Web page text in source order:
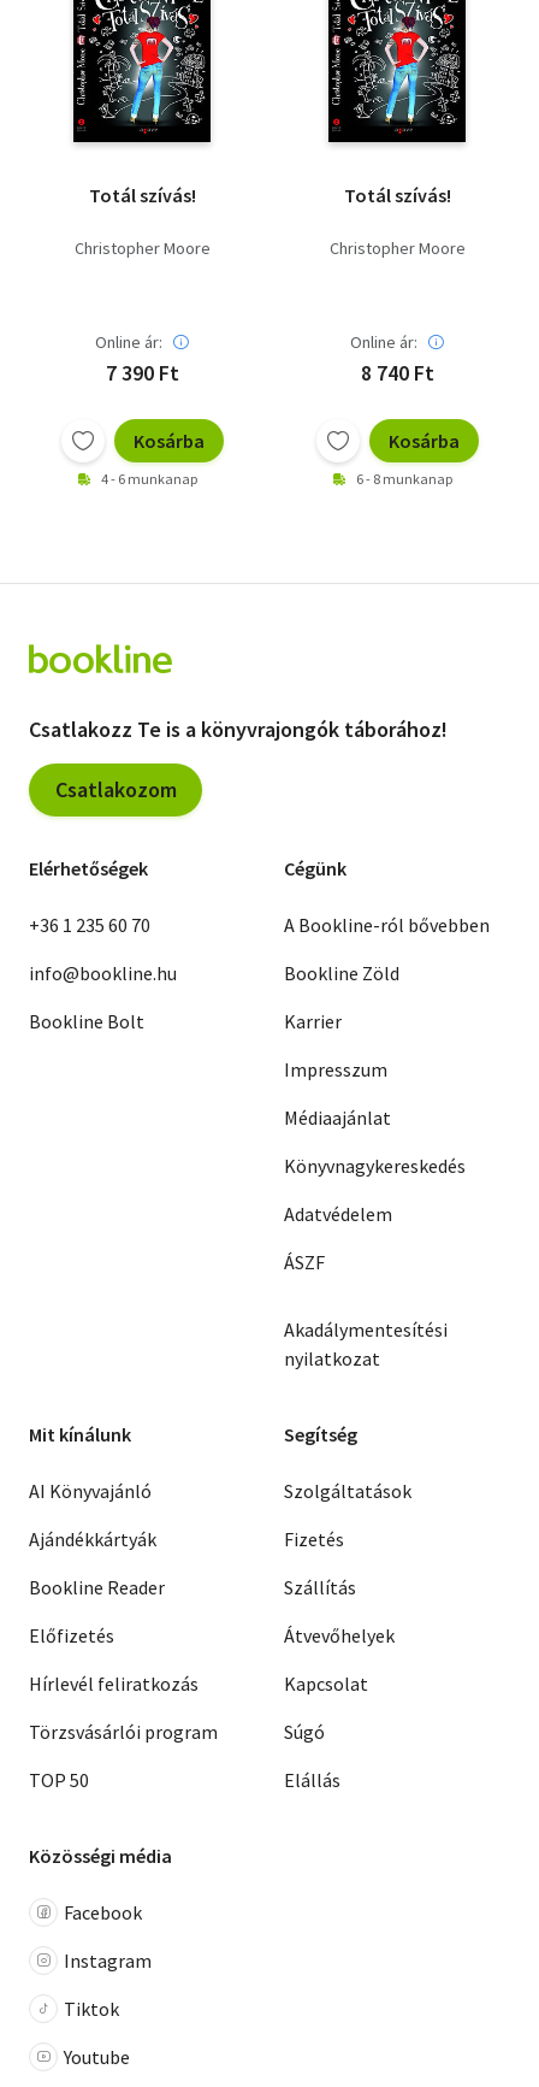
Totál szívás!
Christopher Moore
Online ár:
7 390 Ft
Kosárba
4 - 6 munkanap
Totál szívás!
Christopher Moore
Online ár:
8 740 Ft
Kosárba
6 - 8 munkanap
Csatlakozz Te is a könyvrajongók táborához!
Csatlakozom
Elérhetőségek
+36 1 235 60 70
info@bookline.hu
Bookline Bolt
Cégünk
A Bookline-ról bővebben
Bookline Zöld
Karrier
Impresszum
Médiaajánlat
Könyvnagykereskedés
Adatvédelem
ÁSZF
Akadálymentesítési
nyilatkozat
Mit kínálunk
AI Könyvajánló
Ajándékkártyák
Bookline Reader
Előfizetés
Hírlevél feliratkozás
Törzsvásárlói program
TOP 50
Segítség
Szolgáltatások
Fizetés
Szállítás
Átvevőhelyek
Kapcsolat
Súgó
Elállás
Közösségi média
Facebook
Instagram
Tiktok
Youtube